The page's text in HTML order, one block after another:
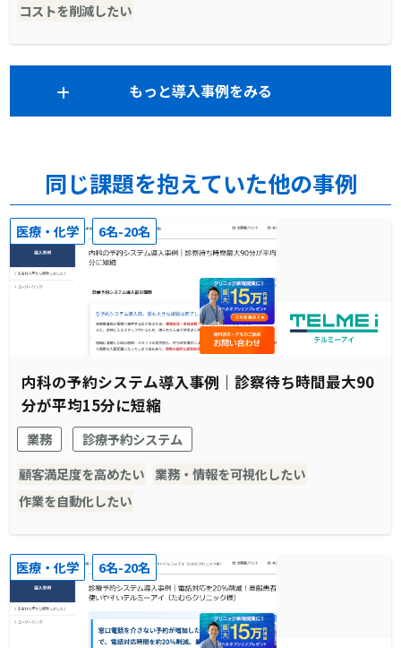
コストを削減したい
もっと導入事例をみる
同じ課題を抱えていた他の事例
医療・化学 6名-20名
内科の予約システム導入事例｜診察待ち時間最大90
分が平均15分に短縮
業務
診療予約システム
顧客満足度を高めたい 業務・情報を可視化したい
作業を自動化したい
医療・化学 6名-20名